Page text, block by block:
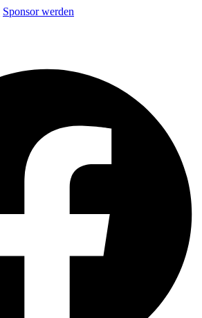
Sponsor werden